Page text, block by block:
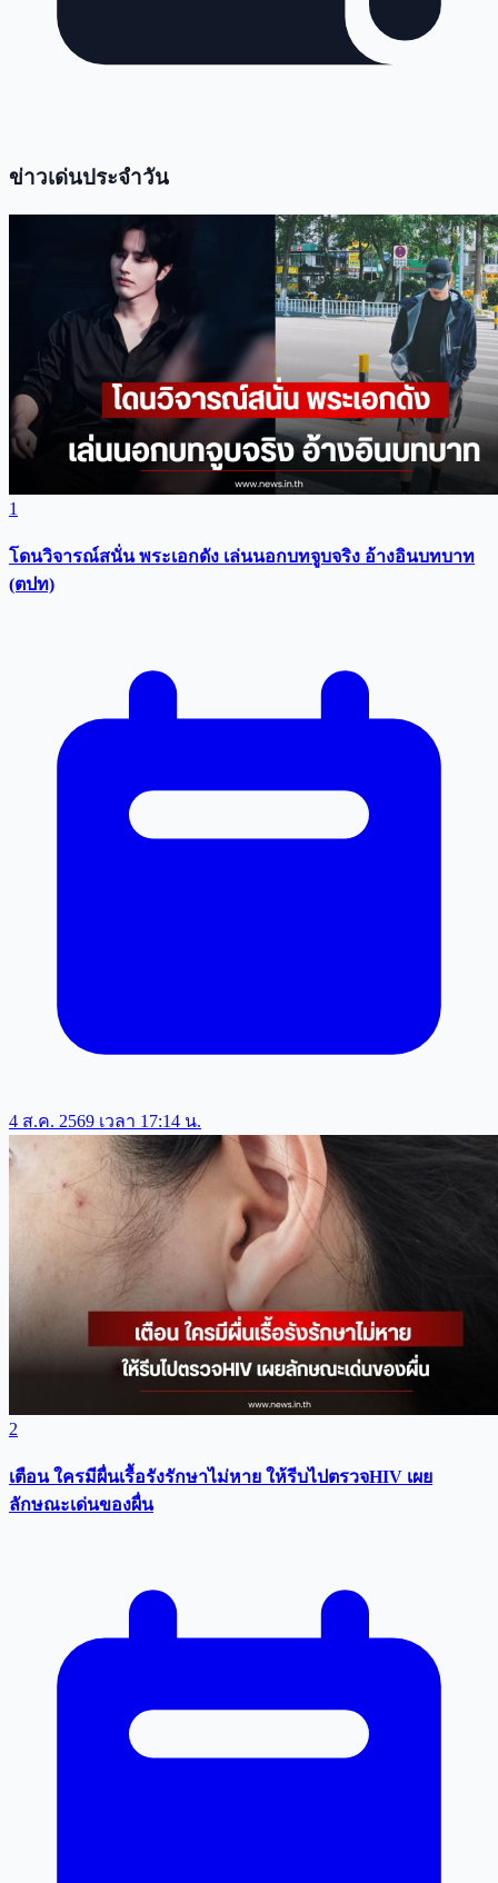
ข่าวเด่นประจำวัน
1
โดนวิจารณ์สนั่น พระเอกดัง เล่นนอกบทจูบจริง อ้างอินบทบาท
(ตปท)
4 ส.ค. 2569 เวลา 17:14 น.
2
เตือน ใครมีผื่นเรื้อรังรักษาไม่หาย ให้รีบไปตรวจHIV เผย
ลักษณะเด่นของผื่น